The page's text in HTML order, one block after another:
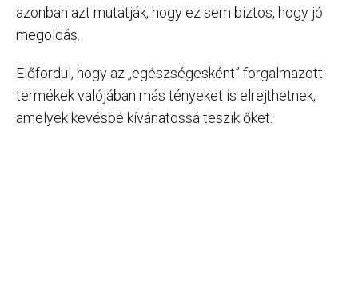
azonban azt mutatják, hogy ez sem biztos, hogy jó
megoldás.
Előfordul, hogy az „egészségesként” forgalmazott
termékek valójában más tényeket is elrejthetnek,
amelyek kevésbé kívánatossá teszik őket.